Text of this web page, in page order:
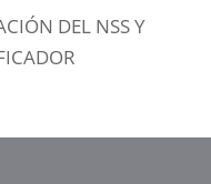
DEL NSS Y